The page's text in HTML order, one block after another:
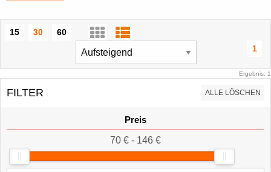
15 30
60
1
Ergebnis: 1
FILTER ALLE LÖSCHEN
Preis
70 € - 146 €